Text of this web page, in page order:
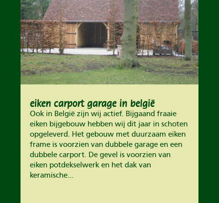
eiken carport garage in belgië
Ook in België zijn wij actief. Bijgaand fraaie
eiken bijgebouw hebben wij dit jaar in schoten
opgeleverd. Het gebouw met duurzaam eiken
frame is voorzien van dubbele garage en een
dubbele carport. De gevel is voorzien van
eiken potdekselwerk en het dak van
keramische...